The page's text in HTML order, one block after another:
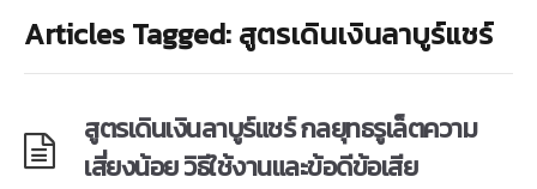
Articles Tagged: สูตรเดินเงินลาบูร์แชร์
สูตรเดินเงินลาบูร์แชร์ กลยุทธรูเล็ตความ
เสี่ยงน้อย วิธีใช้งานและข้อดีข้อเสีย